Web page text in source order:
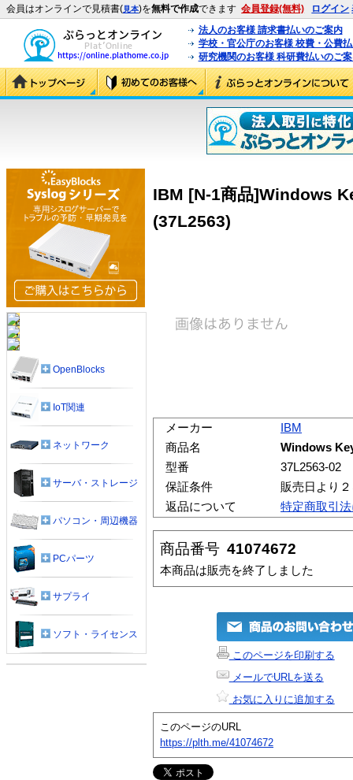
会員はオンラインで見積書(見本)を無料で作成できます 会員登録(無料) ログイン
法人のお客様 請求書払いのご案内
学校・官公庁のお客様 校費・公費
研究機関のお客様 科研費払いのご
IBM [N-1商品]Windows
(37L2563)
メーカー
IBM
商品名
Windows
型番
37L2563-02
保証条件
販売日より
返品について
特定商取引
商品番号 41074672
本商品は販売を終了しました
このページを印刷する
メールでURLを送る
お気に入りに追加する
このページのURL
https://plth.me/41074672
OpenBlocks
IoT関連
ネットワーク
サーバ・ストレージ
パソコン・周辺機器
PCパーツ
サプライ
ソフト・ライセンス